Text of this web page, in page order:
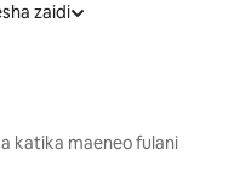
zaidi
katika maeneo fulani